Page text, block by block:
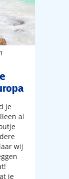
je
al
wij
je